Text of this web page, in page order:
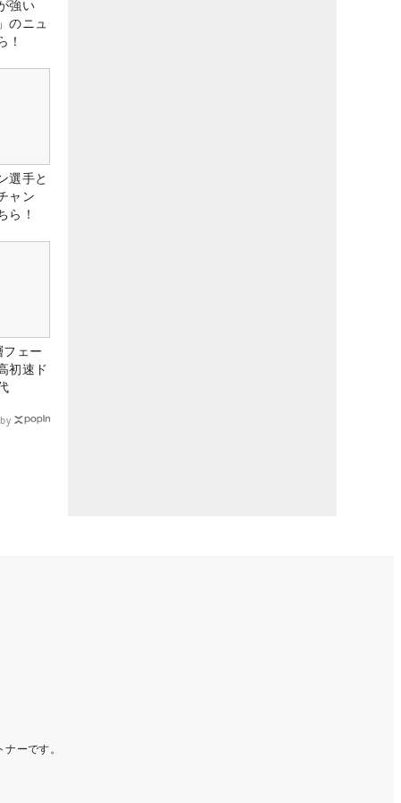
強い
のニュ
！
選手と
ャン
ら！
ェー
初速ド
ーです。